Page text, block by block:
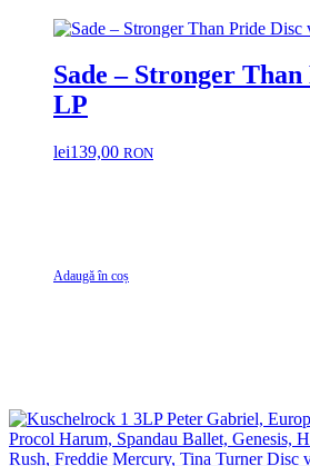
Sade – Stronger Than Pride
LP
lei139,00 RON
Adaugă în coș